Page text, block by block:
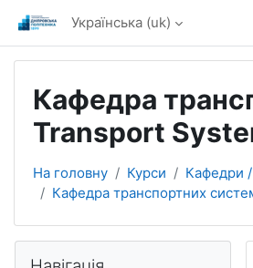
Українська ‎(uk)‎
Кафедра
Transport
На головну Курси
Кафедри
Кафедра транспортних
Блоки